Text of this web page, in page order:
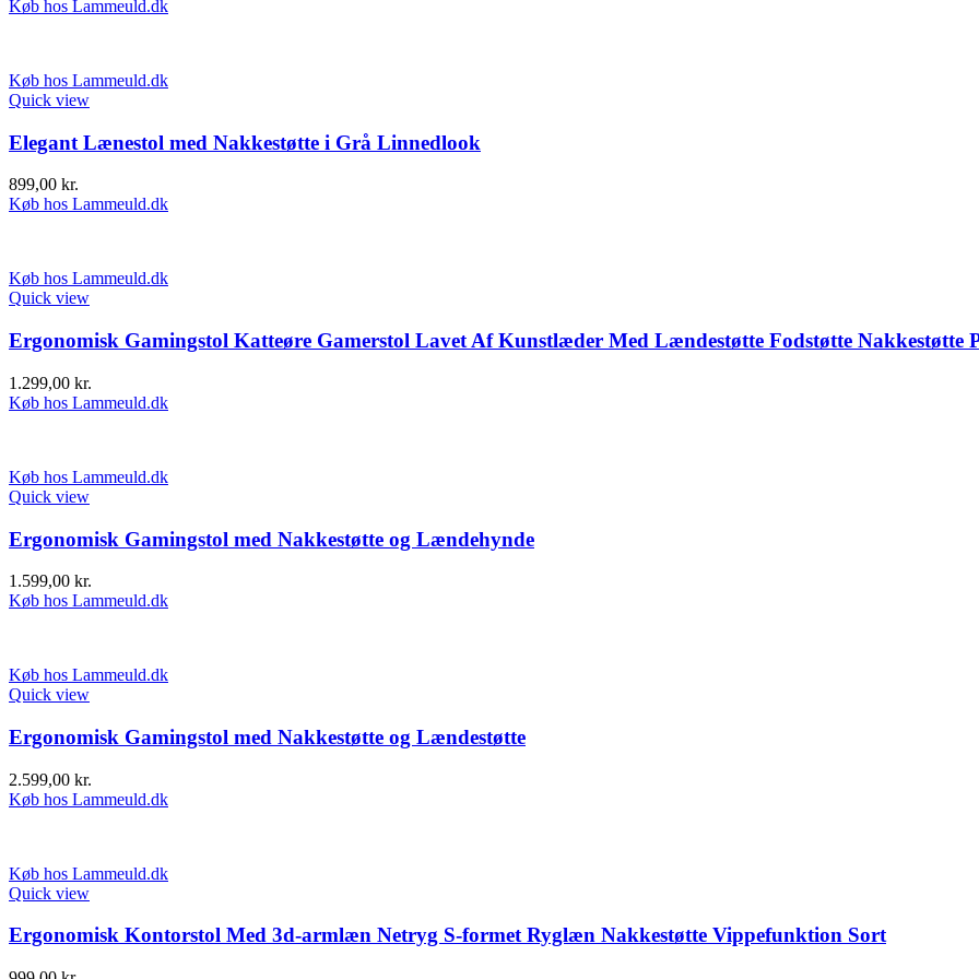
Køb hos Lammeuld.dk
Køb hos Lammeuld.dk
Quick view
Elegant Lænestol med Nakkestøtte i Grå Linnedlook
899,00 kr.
Køb hos Lammeuld.dk
Køb hos Lammeuld.dk
Quick view
Ergonomisk Gamingstol Katteøre Gamerstol Lavet Af Kunstlæder Med Lændestøtte Fodstøtte Nakkestøtte
1.299,00 kr.
Køb hos Lammeuld.dk
Køb hos Lammeuld.dk
Quick view
Ergonomisk Gamingstol med Nakkestøtte og Lændehynde
1.599,00 kr.
Køb hos Lammeuld.dk
Køb hos Lammeuld.dk
Quick view
Ergonomisk Gamingstol med Nakkestøtte og Lændestøtte
2.599,00 kr.
Køb hos Lammeuld.dk
Køb hos Lammeuld.dk
Quick view
Ergonomisk Kontorstol Med 3d-armlæn Netryg S-formet Ryglæn Nakkestøtte Vippefunktion Sort